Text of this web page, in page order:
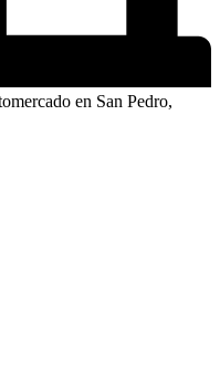
en San Pedro,